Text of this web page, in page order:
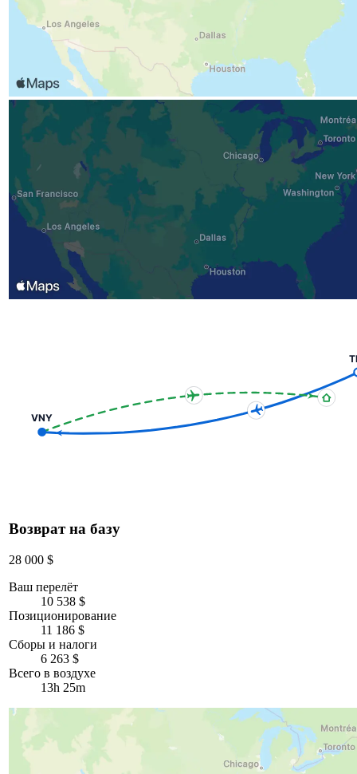
VNY
Возврат на базу
28 000 $
Ваш перелёт
10 538 $
Позиционирование
11 186 $
Сборы и налоги
6 263 $
Всего в воздухе
13h 25m